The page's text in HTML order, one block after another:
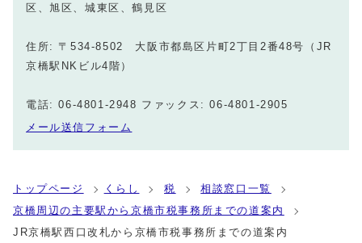
区、旭区、城東区、鶴見区
住所: 〒534-8502 大阪市都島区片町2丁目2番48号（JR
京橋駅NKビル4階）
電話: 06-4801-2948 ファックス: 06-4801-2905
メール送信フォーム
トップページ くらし 税
相談窓口一覧
京橋周辺の主要駅から京橋市税事務所までの道案内
JR京橋駅西口改札から京橋市税事務所までの道案内